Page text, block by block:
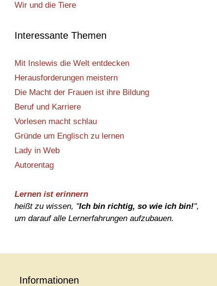
Wir und die Tiere
Interessante Themen
Mit Inslewis die Welt entdecken
Herausforderungen meistern
Die Macht der Frauen ist ihre Bildung
Beruf und Karriere
Vorlesen macht schlau
Gründe um Englisch zu lernen
Lady in Web
Autorentag
Lernen ist erinnern
heißt zu wissen, "Ich bin richtig, so wie ich bin!",
um darauf alle Lernerfahrungen aufzubauen.
Informationen